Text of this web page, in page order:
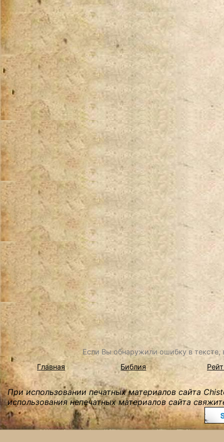
Если Вы обнаружили ошибку в
Главная
Библия
При использовании печатных материалов сайта
использования непечатных материалов сайта